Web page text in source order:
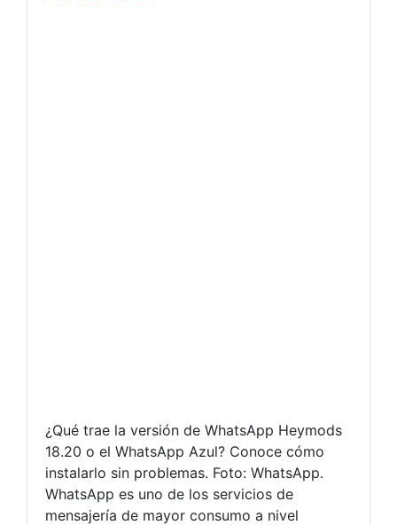
¿Qué trae la versión de WhatsApp Heymods
18.20 o el WhatsApp Azul? Conoce cómo
instalarlo sin problemas. Foto: WhatsApp.
WhatsApp es uno de los servicios de
mensajería de mayor consumo a nivel